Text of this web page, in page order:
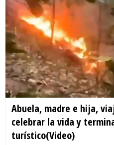
Abuela, madre e hija,
celebrar la vida y
turístico(Video)